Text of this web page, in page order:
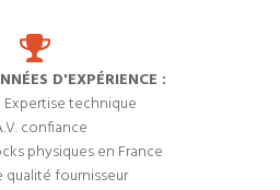
D'EXPÉRIENCE :
technique
confiance
physiques en France
fournisseur